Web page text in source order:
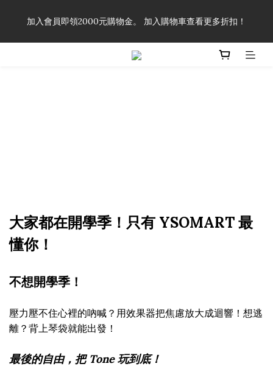
享有弦線、配件終生89折優惠！
加入會員即領2000元購物金。 加入購物車查看更多折扣！
「一生弦命！」單筆購買弦線、配件滿$999（不含運費），即可
大家都在開學季！只有 YSOMART 最
懂你！
不想開學季！
壓力壓不住心裡的吶喊？用效果器把焦慮放大成迴響！想逃
離？背上琴袋就能出發！
最後的自由，把 Tone 玩到底！